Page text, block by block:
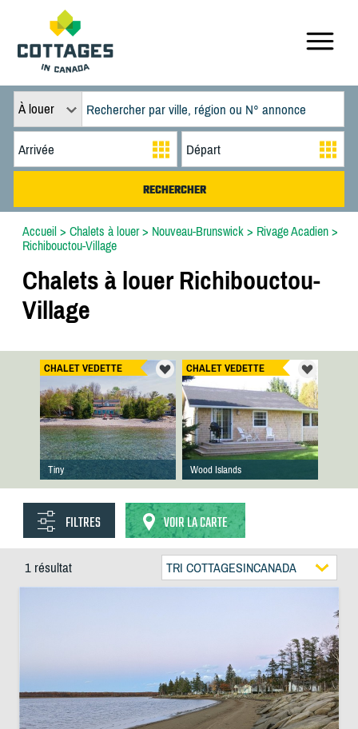
À louer
Accueil> Chalets à louer> Nouveau-Brunswick> Rivage Acadien>
Richibouctou-Village
Chalets à louer Richibouctou-
Village
CHALET VEDETTE
Tiny
CHALET VEDETTE
Wood Islands
FILTRES VOIR LA CARTE
1 résultat TRI COTTAGESINCANADA